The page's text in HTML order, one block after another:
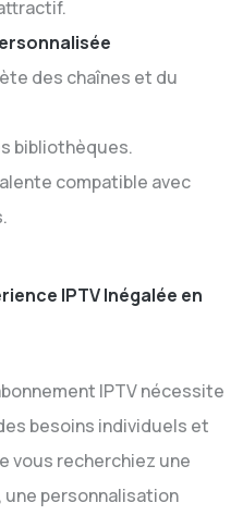
des chaînes et du
bibliothèques.
compatible avec
IPTV Inégalée en
IPTV nécessite
besoins individuels et
vous recherchiez une
personnalisation